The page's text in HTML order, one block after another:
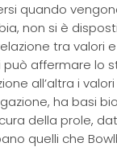
quando
non si è
tra valori
può affermare lo
all’altra i
ha basi
della prole,
quelli che